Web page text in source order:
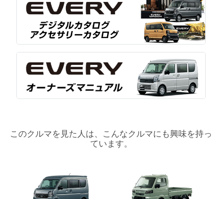
このクルマを見た人は、こんなクルマにも興味を持っ
ています。